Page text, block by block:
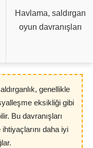
Havlama, saldırgan
oyun davranışları
genellikle
eksikliği gibi
Bu davranışları
daha iyi